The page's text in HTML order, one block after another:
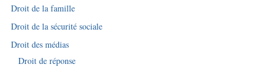
Droit de la famille
Droit de la sécurité sociale
Droit des médias
Droit de réponse